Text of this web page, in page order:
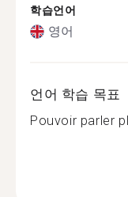
학습언어
영어
언어 학습 목표
Pouvoir parler